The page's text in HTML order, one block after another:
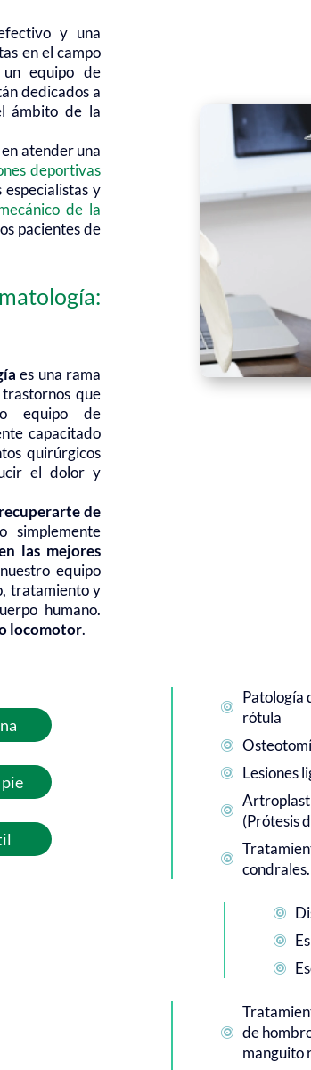
y una
en el campo
equipo de
dedicados a
ámbito de la
atender una
deportivas
especialistas y
de la
pacientes de
es una rama
que
equipo de
capacitado
quirúrgicos
el dolor y
recuperarte de
simplemente
las mejores
equipo
tratamiento y
humano.
locomotor.

Patología
rótula

 Lesiones

(Prótesis





de
manguito